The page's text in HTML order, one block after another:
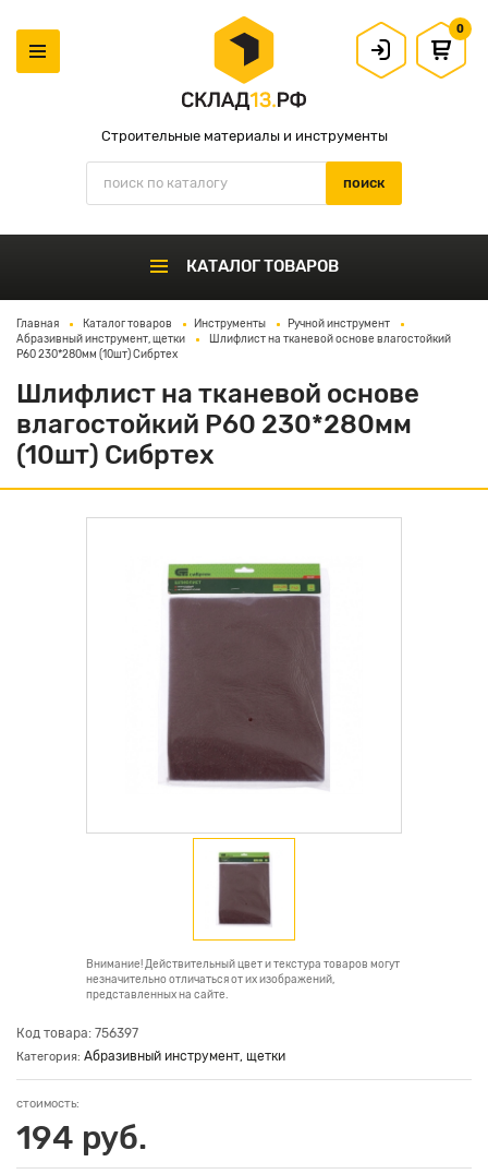
Строительные материалы и инструменты
0
КАТАЛОГ ТОВАРОВ
Главная Каталог товаров Инструменты
Ручной инструмент
Абразивный инструмент, щетки
Шлифлист на тканевой основе влагостойкий
P60 230*280мм (10шт) Сибртех
Шлифлист на тканевой основе
влагостойкий P60 230*280мм
(10шт) Сибртех
Внимание! Действительный цвет и текстура товаров могут
незначительно отличаться от их изображений,
представленных на сайте.
Код товара: 756397
Категория: Абразивный инструмент, щетки
стоимость:
194 руб.